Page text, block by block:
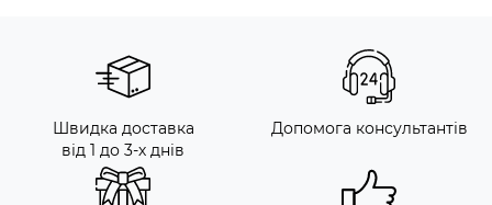
Швидка доставка
від 1 до 3-х днів
Допомога консультантів